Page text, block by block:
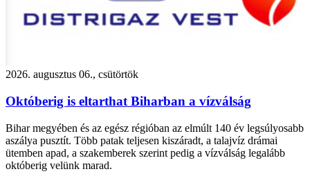
2026. augusztus 06., csütörtök
Októberig is eltarthat Biharban a vízválság
Bihar megyében és az egész régióban az elmúlt 140 év legsúlyosabb
aszálya pusztít. Több patak teljesen kiszáradt, a talajvíz drámai
ütemben apad, a szakemberek szerint pedig a vízválság legalább
októberig velünk marad.